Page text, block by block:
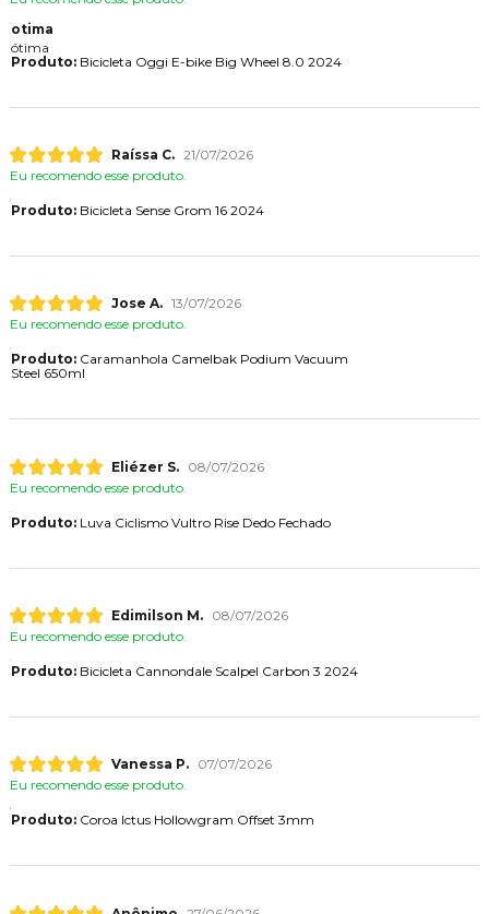
otima
ótima
Produto:Bicicleta Oggi E-bike Big Wheel 8.0 2024
Raíssa C. 21/07/2026
Eu recomendo esse produto.
Produto:Bicicleta Sense Grom 16 2024
Jose A. 13/07/2026
Eu recomendo esse produto.
Produto:Caramanhola Camelbak Podium Vacuum
Steel 650ml
Eliézer S.
08/07/2026
Eu recomendo esse produto.
Produto:Luva Ciclismo Vultro Rise Dedo Fechado
Edimilson M.
08/07/2026
Eu recomendo esse produto.
Produto:Bicicleta Cannondale Scalpel Carbon 3 2024
Vanessa P.
07/07/2026
Eu recomendo esse produto.
Produto:Coroa Ictus Hollowgram Offset 3mm